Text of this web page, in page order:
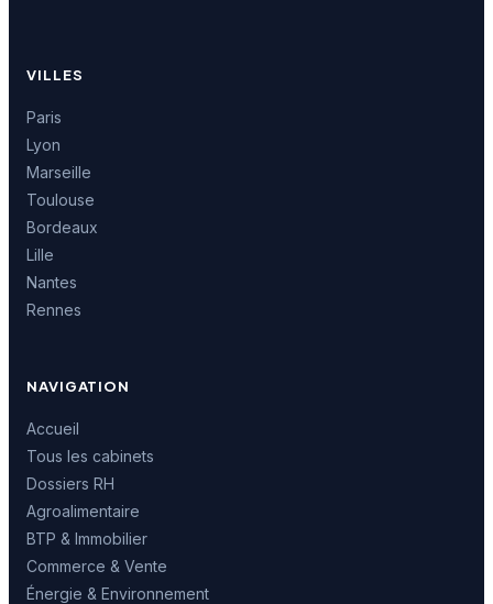
VILLES
Paris
Lyon
Marseille
Toulouse
Bordeaux
Lille
Nantes
Rennes
NAVIGATION
Accueil
Tous les cabinets
Dossiers RH
Agroalimentaire
BTP & Immobilier
Commerce & Vente
Énergie & Environnement